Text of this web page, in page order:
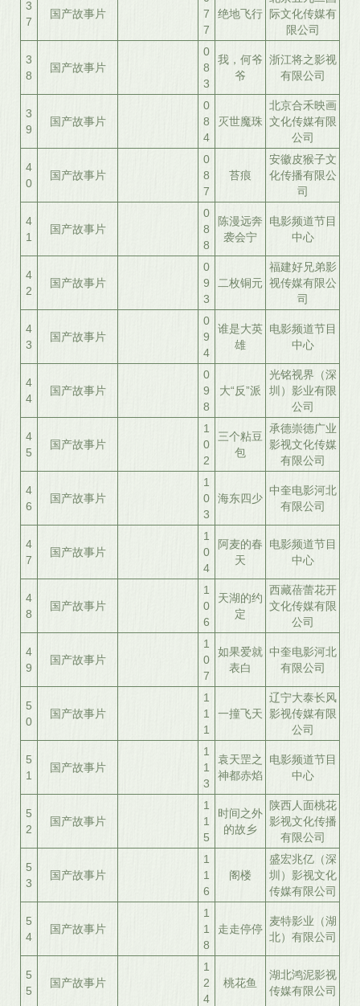
3
7
国产故事片
7
7
绝地飞行
际文化传媒有
限公司
3
8
国产故事片
0
8
3
我，何爷
爷
浙江将之影视
有限公司
3
9
国产故事片
0
8
4
灭世魔珠
北京合禾映画
文化传媒有限
公司
4
0
国产故事片
0
8
7
苔痕
安徽皮猴子文
化传播有限公
司
4
1
国产故事片
0
8
8
陈漫远奔
袭会宁
电影频道节目
中心
4
2
国产故事片
0
9
3
二枚铜元
福建好兄弟影
视传媒有限公
司
4
3
国产故事片
0
9
4
谁是大英
雄
电影频道节目
中心
4
4
国产故事片
0
9
8
大“反”派
光铭视界（深
圳）影业有限
公司
4
5
国产故事片
1
0
2
三个粘豆
包
承德崇德广业
影视文化传媒
有限公司
4
6
国产故事片
1
0
3
海东四少
中奎电影河北
有限公司
4
7
国产故事片
1
0
4
阿麦的春
天
电影频道节目
中心
4
8
国产故事片
1
0
6
天湖的约
定
西藏蓓蕾花开
文化传媒有限
公司
4
9
国产故事片
1
0
7
如果爱就
表白
中奎电影河北
有限公司
5
0
国产故事片
1
1
1
一撞飞天
辽宁大泰长风
影视传媒有限
公司
5
1
国产故事片
1
1
3
袁天罡之
神都赤焰
电影频道节目
中心
5
2
国产故事片
1
1
5
时间之外
的故乡
陕西人面桃花
影视文化传播
有限公司
5
3
国产故事片
1
1
6
阁楼
盛宏兆亿（深
圳）影视文化
传媒有限公司
5
4
国产故事片
1
1
8
走走停停
麦特影业（湖
北）有限公司
5
5
国产故事片
1
2
4
桃花鱼
湖北鸿泥影视
传媒有限公司